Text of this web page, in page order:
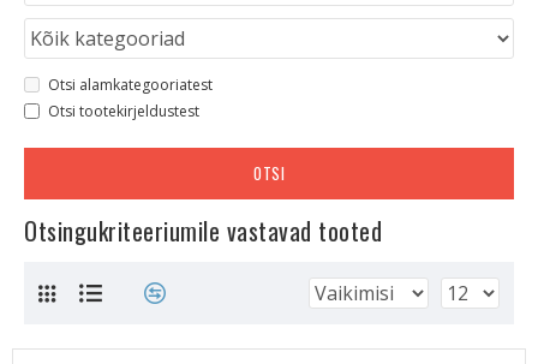
Otsi alamkategooriatest
Otsi tootekirjeldustest
OTSI
Otsingukriteeriumile vastavad tooted